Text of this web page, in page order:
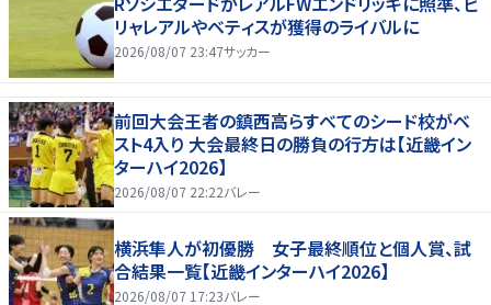
リャレアルやベティスが獲得のライバルに
2026/08/07 23:47サッカー
前回大会王者の鎮西高らすべてのシード校がベ
スト4入り 大会最終日の勝負の行方は【近畿イン
ターハイ2026】
2026/08/07 22:22バレー
横浜隼人が初優勝 女子最終順位と個人賞、試
合結果一覧【近畿インターハイ2026】
2026/08/07 17:23バレー